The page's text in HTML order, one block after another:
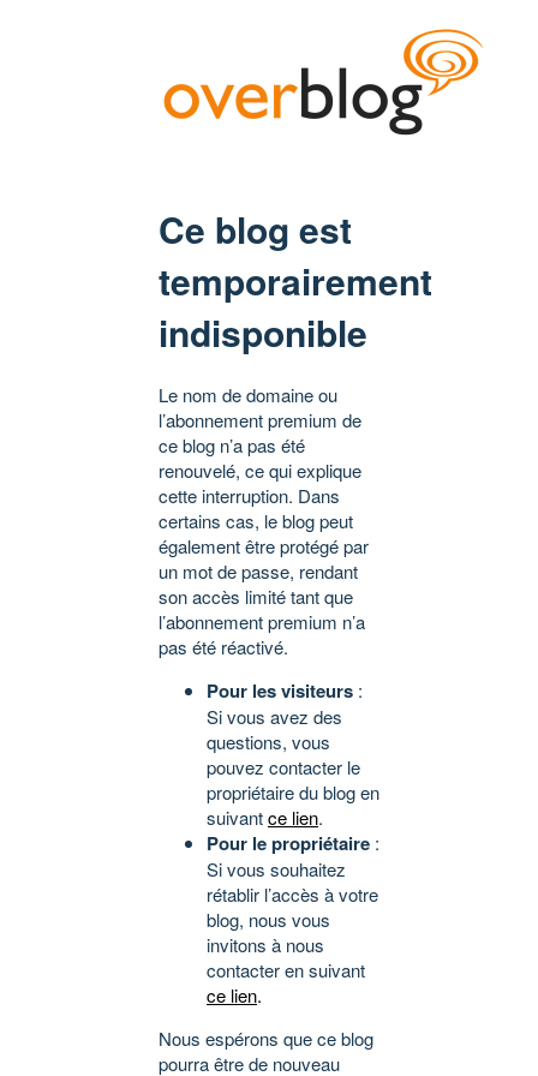
Ce blog est
temporairement
indisponible
Le nom de domaine ou
l’abonnement premium de
ce blog n’a pas été
renouvelé, ce qui explique
cette interruption. Dans
certains cas, le blog peut
également être protégé par
un mot de passe, rendant
son accès limité tant que
l’abonnement premium n’a
pas été réactivé.
Pour les visiteurs :
Si vous avez des
questions, vous
pouvez contacter le
propriétaire du blog en
suivantce lien.
Pour le propriétaire :
Si vous souhaitez
rétablir l’accès à votre
blog, nous vous
invitons à nous
contacter en suivant
ce lien.
Nous espérons que ce blog
pourra être de nouveau